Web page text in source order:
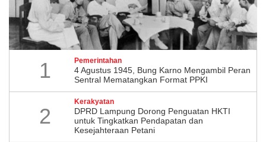
1 Pemerintahan
4 Agustus 1945, Bung Karno Mengambil Peran
Sentral Mematangkan Format PPKI
2
Kerakyatan
DPRD Lampung Dorong Penguatan HKTI
untuk Tingkatkan Pendapatan dan
Kesejahteraan Petani